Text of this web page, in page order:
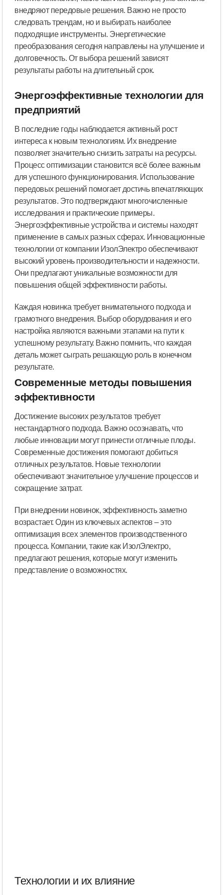
внедряют передовые решения. Важно не просто
следовать трендам, но и выбирать наиболее
подходящие инструменты. Энергетические
преобразования сегодня направлены на улучшение и
долговечность. От выбора решений зависят
результаты работы на длительный срок.
Энергоэффективные технологии для
предприятий
В последние годы наблюдается активный рост
интереса к новым технологиям. Их внедрение
позволяет значительно снизить затраты на ресурсы.
Процесс оптимизации становится всё более важным
для успешного функционирования. Использование
передовых решений помогает достичь впечатляющих
результатов. Это подтверждают многочисленные
исследования и практические примеры.
Энергоэффективные устройства и системы находят
применение в самых разных сферах. Инновационные
технологии от компании ИзолЭлектро обеспечивают
высокий уровень производительности и надежности.
Они предлагают уникальные возможности для
повышения общей эффективности работы.
Каждая новинка требует внимательного подхода и
грамотного внедрения. Выбор оборудования и его
настройка являются важными этапами на пути к
успешному результату. Важно помнить, что каждая
деталь может сыграть решающую роль в конечном
результате.
Современные методы повышения
эффективности
Достижение высоких результатов требует
нестандартного подхода. Важно осознавать, что
любые инновации могут принести отличные плоды.
Современные достижения помогают добиться
отличных результатов. Новые технологии
обеспечивают значительное улучшение процессов и
сокращение затрат.
При внедрении новинок, эффективность заметно
возрастает. Один из ключевых аспектов – это
оптимизация всех элементов производственного
процесса. Компании, такие как ИзолЭлектро,
предлагают решения, которые могут изменить
представление о возможностях.
Технологии и их влияние